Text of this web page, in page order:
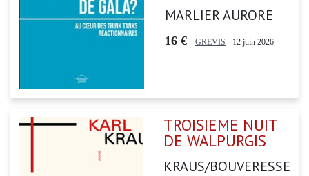
MARLIER AURORE
16 € - GREVIS - 12 juin 2026 -
TROISIEME NUIT
DE WALPURGIS
KRAUS/BOUVERESSE